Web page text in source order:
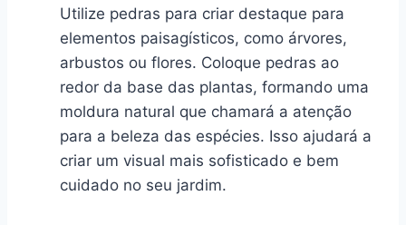
Utilize pedras para criar destaque para
elementos paisagísticos, como árvores,
arbustos ou flores. Coloque pedras ao
redor da base das plantas, formando uma
moldura natural que chamará a atenção
para a beleza das espécies. Isso ajudará a
criar um visual mais sofisticado e bem
cuidado no seu jardim.